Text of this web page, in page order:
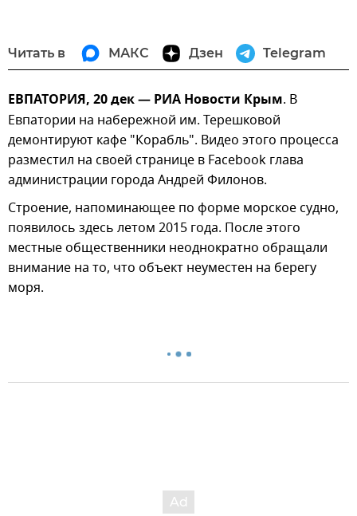
Читать в МАКС Дзен Telegram
ЕВПАТОРИЯ, 20 дек — РИА Новости Крым. В
Евпатории на набережной им. Терешковой
демонтируют кафе "Корабль". Видео этого процесса
разместил на своей странице в Facebook глава
администрации города Андрей Филонов.
Строение, напоминающее по форме морское судно,
появилось здесь летом 2015 года. После этого
местные общественники неоднократно обращали
внимание на то, что объект неуместен на берегу
моря.